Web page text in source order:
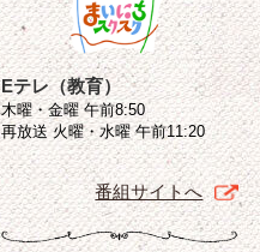
Eテレ（教育）
木曜・金曜 午前8:50
再放送 火曜・水曜 午前11:20
番組サイトへ